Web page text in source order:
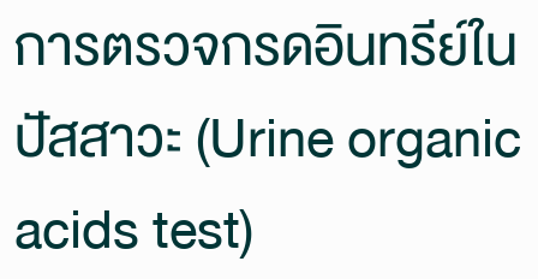
การตรวจกรดอินทรีย์ใน
ปัสสาวะ (Urine organic
acids test)